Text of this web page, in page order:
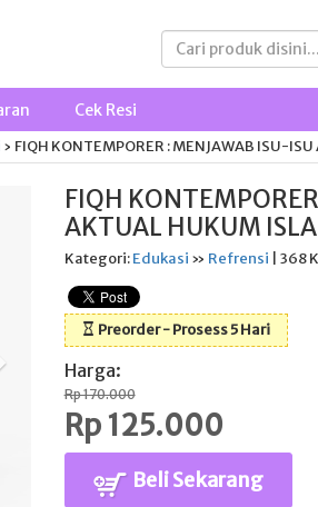
Cek Resi
› FIQH KONTEMPORER : MENJAWAB ISU-
FIQH
AKTUAL HUKUM
Kategori:Edukasi » Refrensi | 368
Preorder - Prosess 5 Hari
Harga:
Rp 170.000
Rp 125.000
Beli Sekarang